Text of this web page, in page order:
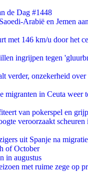
de Dag #1448
Arabië en Jemen
met 146 km/u door het
ingrijpen tegen
verder, onzekerheid
migranten in Ceuta weer
van pokerspel en
veroorzaakt
uit Spanje na
of October
in augustus
met ruime zege op